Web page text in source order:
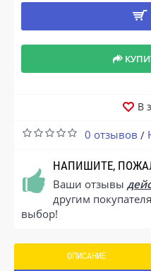
В
0 отзывов /
НАПИШИТЕ,
Ваши отзывы
другим
выбор!
ОПИСАНИЕ